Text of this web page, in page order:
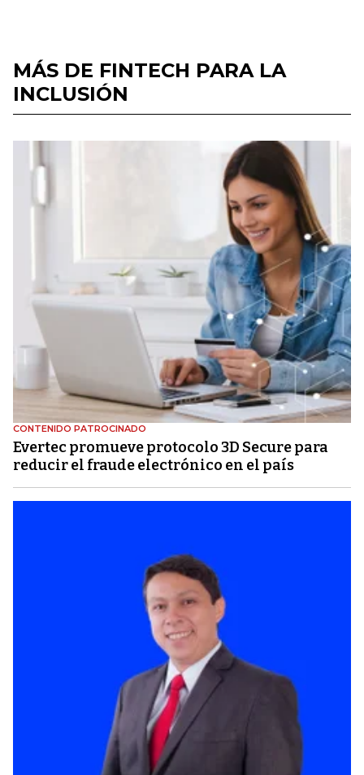
MÁS DE FINTECH PARA LA
INCLUSIÓN
CONTENIDO PATROCINADO
Evertec promueve protocolo 3D Secure para
reducir el fraude electrónico en el país